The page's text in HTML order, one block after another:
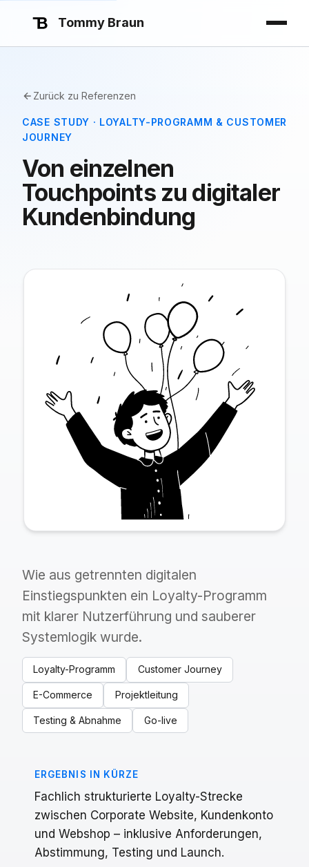
Tommy Braun
Zurück zu Referenzen
CASE STUDY · LOYALTY-PROGRAMM & CUSTOMER
JOURNEY
Von einzelnen
Touchpoints zu digitaler
Kundenbindung
Wie aus getrennten digitalen
Einstiegspunkten ein Loyalty-Programm
mit klarer Nutzerführung und sauberer
Systemlogik wurde.
Loyalty-Programm Customer Journey
E-Commerce Projektleitung
Testing & Abnahme Go-live
ERGEBNIS IN KÜRZE
Fachlich strukturierte Loyalty-Strecke
zwischen Corporate Website, Kundenkonto
und Webshop – inklusive Anforderungen,
Abstimmung, Testing und Launch.